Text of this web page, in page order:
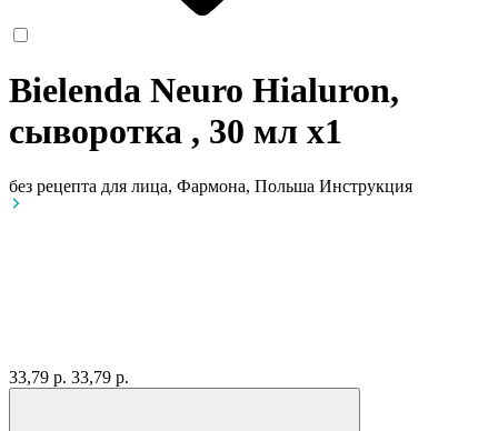
Bielenda Neuro Hialuron,
сыворотка , 30 мл x1
без рецепта для лица, Фармона, Польша Инструкция
33,79 р. 33,79 р.